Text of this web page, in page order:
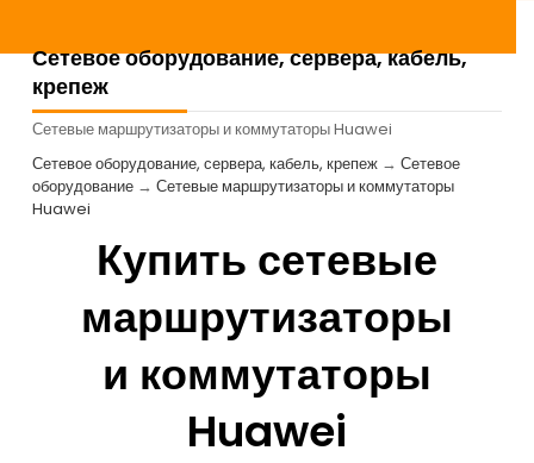
Сетевое оборудование, сервера, кабель,
крепеж
Сетевые маршрутизаторы и коммутаторы Huawei
Сетевое оборудование, сервера, кабель, крепеж → Сетевое
оборудование → Сетевые маршрутизаторы и коммутаторы
Huawei
Купить сетевые
маршрутизаторы
и коммутаторы
Huawei